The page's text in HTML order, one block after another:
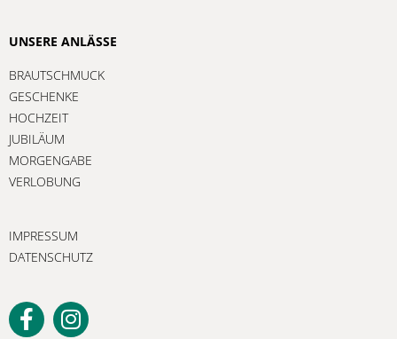
UNSERE ANLÄSSE
BRAUTSCHMUCK
GESCHENKE
HOCHZEIT
JUBILÄUM
MORGENGABE
VERLOBUNG
IMPRESSUM
DATENSCHUTZ